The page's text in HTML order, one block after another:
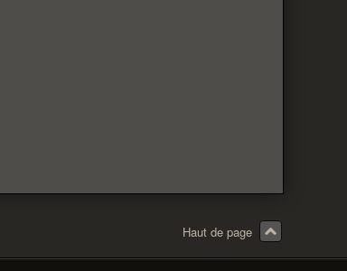
Haut de page